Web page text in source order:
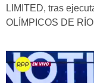
LIMITED, tras
OLÍMPICOS DE